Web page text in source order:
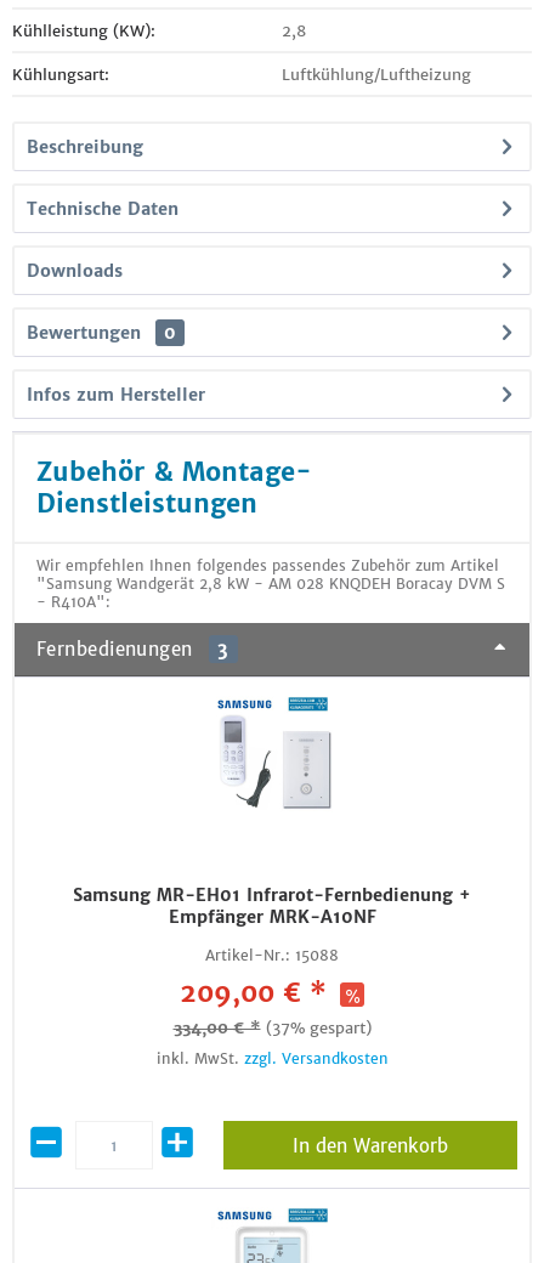
Kühlleistung (KW): 2,8
Kühlungsart: Luftkühlung/Luftheizung
Beschreibung
Technische Daten
Downloads
Bewertungen 0
Infos zum Hersteller
Zubehör & Montage-
Dienstleistungen
Wir empfehlen Ihnen folgendes passendes Zubehör zum Artikel
"Samsung Wandgerät 2,8 kW - AM 028 KNQDEH Boracay DVM S
- R410A":
Fernbedienungen 3
Samsung MR-EH01 Infrarot-Fernbedienung +
Empfänger MRK-A10NF
Artikel-Nr.: 15088
209,00 € *
334,00 € * (37% gespart)
inkl. MwSt. zzgl. Versandkosten
In den Warenkorb